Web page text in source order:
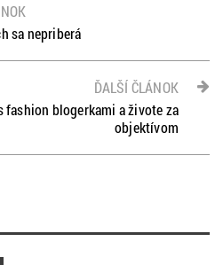
sa nepriberá
ĎALŠÍ ČLÁNOK
fashion blogerkami a živote za
objektívom